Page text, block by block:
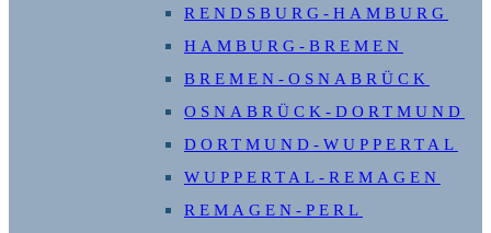
RENDSBURG-HAMBURG
HAMBURG-BREMEN
BREMEN-OSNABRÜCK
OSNABRÜCK-DORTMUND
DORTMUND-WUPPERTAL
WUPPERTAL-REMAGEN
REMAGEN-PERL